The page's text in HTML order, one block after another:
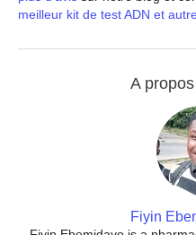
meilleur kit de test ADN et
A
Fiyin